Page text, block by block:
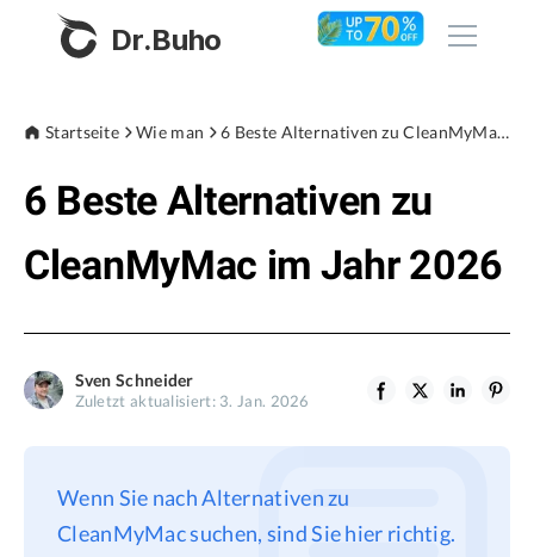
Dr.Buho
Produkte
BuhoCleaner
BuhoUnlocker
BuhoRepair
BuhoNTFS
Store
Über uns
Unterstützung
Startseite Wie man 6 Beste Alternativen zu CleanMyMac im Jahr 2026
6 Beste Alternativen zu
CleanMyMac im Jahr 2026
Sven Schneider
Zuletzt aktualisiert: 3. Jan. 2026
Wenn Sie nach Alternativen zu
CleanMyMac suchen, sind Sie hier richtig.